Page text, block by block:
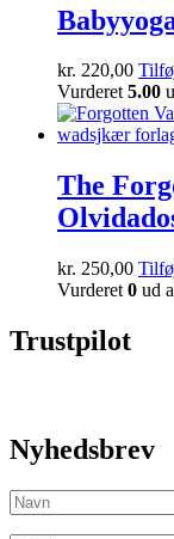
kr. 220,00
Vurderet5.00
The
kr. 250,00
Vurderet 0 ud
Trustpilot
Nyhedsbrev